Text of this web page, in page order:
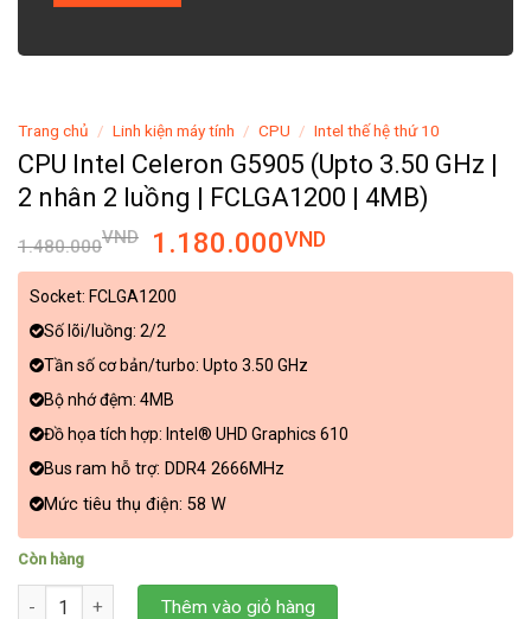
Trang chủ / Linh kiện máy tính / CPU / Intel thế hệ thứ 10
CPU Intel Celeron G5905 (Upto 3.50 GHz |
2 nhân 2 luồng | FCLGA1200 | 4MB)
1.480.000VND 1.180.000VND
Socket: FCLGA1200
Số lõi/luồng: 2/2
Tần số cơ bản/turbo: Upto 3.50 GHz
Bộ nhớ đệm: 4MB
Đồ họa tích hợp: Intel® UHD Graphics 610
Bus ram hỗ trợ: DDR4 2666MHz
Mức tiêu thụ điện: 58 W
Còn hàng
CPU Intel Celeron G5905 (Upto 3.50 GHz | 2 nhân 2 luồng |
Thêm vào giỏ hàng